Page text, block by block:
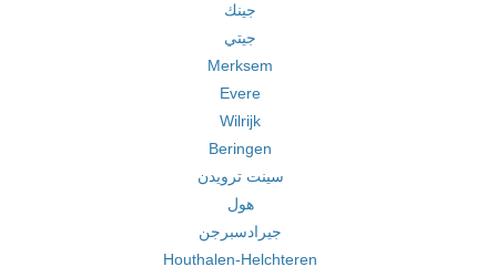
جينك
جيتي
Merksem
Evere
Wilrijk
Beringen
سينت ترويدن
هول
جيرادسبرجن
Houthalen-Helchteren